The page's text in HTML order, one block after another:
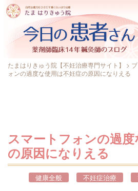
たまはりきゅう院【不妊治療専門サイト】 >
ォンの過度な使用は不妊症の原因になりえる
スマートフォンの過
の原因になりえる
健康全般 不妊症治療